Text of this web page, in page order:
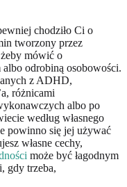
chodziło Ci o
tworzony przez
mówić o
albo odrobiną osobowości.
z ADHD,
różnicami
albo po
według własnego
powinno się jej używać
własne cechy,
może być łagodnym
gdy trzeba,